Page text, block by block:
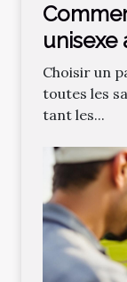
unisexe
saisons
Choisir un
toutes les
tant les...